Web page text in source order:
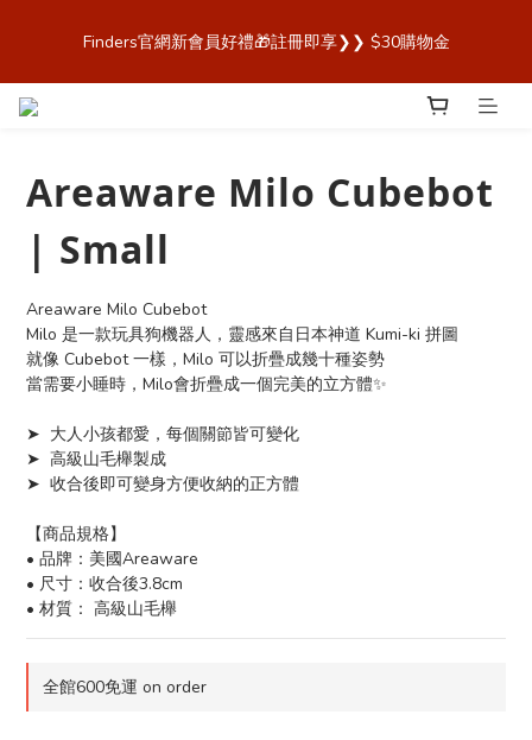
商城，購買最安心！】
Finders官網新會員好禮🎁註冊即享❯❯ $30購物金
歡迎來到 Finders🎉【Blender Bottle x Owala 台灣官方代理直營
Areaware Milo Cubebot
| Small
Areaware Milo Cubebot
Milo 是一款玩具狗機器人，靈感來自日本神道 Kumi-ki 拼圖
就像 Cubebot 一樣，Milo 可以折疊成幾十種姿勢
當需要小睡時，Milo會折疊成一個完美的立方體✨
➤  大人小孩都愛，每個關節皆可變化
➤  高級山毛櫸製成
➤  收合後即可變身方便收納的正方體
【商品規格】
• 品牌：美國Areaware
• 尺寸：收合後3.8cm
• 材質： 高級山毛櫸
全館600免運 on order